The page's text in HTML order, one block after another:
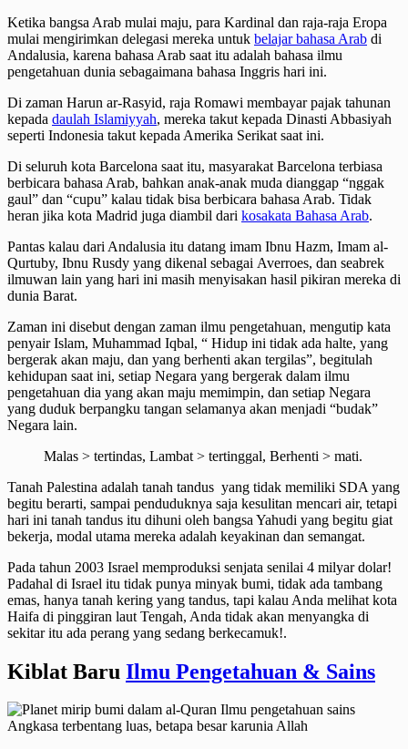
Ketika bangsa Arab mulai maju, para Kardinal dan raja-raja Eropa
mulai mengirimkan delegasi mereka untuk belajar bahasa Arab di
Andalusia, karena bahasa Arab saat itu adalah bahasa ilmu
pengetahuan dunia sebagaimana bahasa Inggris hari ini.
Di zaman Harun ar-Rasyid, raja Romawi membayar pajak tahunan
kepada daulah Islamiyyah, mereka takut kepada Dinasti Abbasiyah
seperti Indonesia takut kepada Amerika Serikat saat ini.
Di seluruh kota Barcelona saat itu, masyarakat Barcelona terbiasa
berbicara bahasa Arab, bahkan anak-anak muda dianggap “nggak
gaul” dan “cupu” kalau tidak bisa berbicara bahasa Arab. Tidak
heran jika kota Madrid juga diambil dari kosakata Bahasa Arab.
Pantas kalau dari Andalusia itu datang imam Ibnu Hazm, Imam al-
Qurtuby, Ibnu Rusdy yang dikenal sebagai Averroes, dan seabrek
ilmuwan lain yang hari ini masih menyisakan hasil pikiran mereka di
dunia Barat.
Zaman ini disebut dengan zaman ilmu pengetahuan, mengutip kata
penyair Islam, Muhammad Iqbal, “ Hidup ini tidak ada halte, yang
bergerak akan maju, dan yang berhenti akan tergilas”, begitulah
kehidupan saat ini, setiap Negara yang bergerak dalam ilmu
pengetahuan dia yang akan maju memimpin, dan setiap Negara
yang duduk berpangku tangan selamanya akan menjadi “budak”
Negara lain.
Malas > tertindas, Lambat > tertinggal, Berhenti > mati.
Tanah Palestina adalah tanah tandus yang tidak memiliki SDA yang
begitu berarti, sampai penduduknya saja kesulitan mencari air, tetapi
hari ini tanah tandus itu dihuni oleh bangsa Yahudi yang begitu giat
bekerja, modal utama mereka adalah keyakinan dan semangat.
Pada tahun 2003 Israel memproduksi senjata senilai 4 milyar dolar!
Padahal di Israel itu tidak punya minyak bumi, tidak ada tambang
emas, hanya tanah kering yang tandus, tapi kalau Anda melihat kota
Haifa di pinggiran laut Tengah, Anda tidak akan menyangka di
sekitar itu ada perang yang sedang berkecamuk!.
Kiblat Baru Ilmu Pengetahuan & Sains
Angkasa terbentang luas, betapa besar karunia Allah